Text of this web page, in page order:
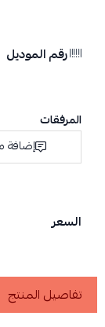
رقم الموديل
المرفقات
إضافة
السعر
تفاصيل المنتج